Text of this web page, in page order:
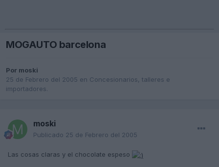
MOGAUTO barcelona
Por moski
25 de Febrero del 2005 en Concesionarios, talleres e
importadores.
moski
Publicado 25 de Febrero del 2005
Las cosas claras y el chocolate espeso